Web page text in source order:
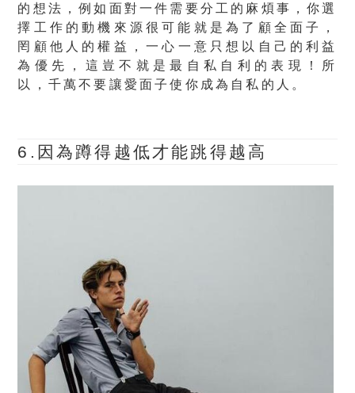
的想法，例如面對一件需要分工的麻煩事，你選
擇工作的動機來源很可能就是為了顧全面子，
罔顧他人的權益
，一心一意只想 以自己的利益
為優先
，這豈不就是最自私自利的表現！所
以，千萬不要讓愛面子使你成為自私的人。
6.因為蹲得越低才能跳得越高